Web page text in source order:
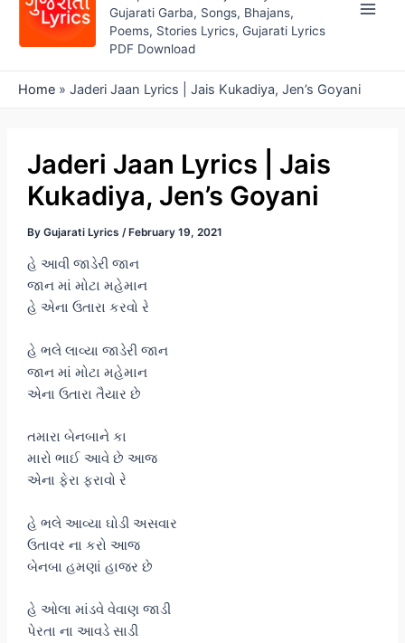
Gujarati Garba, Songs, Bhajans,
Poems, Stories Lyrics, Gujarati Lyrics
PDF Download
Home » Jaderi Jaan Lyrics | Jais Kukadiya, Jen’s Goyani
Jaderi Jaan Lyrics | Jais
Kukadiya, Jen’s Goyani
By Gujarati Lyrics / February 19, 2021
હે આવી જાડેરી જાન
જાન માં મોટા મહેમાન
હે એના ઉતારા કરવો રે
હે ભલે લાવ્યા જાડેરી જાન
જાન માં મોટા મહેમાન
એના ઉતારા તૈયાર છે
તમારા બેનબાને કા
મારો ભાઈ આવે છે આજ
એના ફેરા ફરાવો રે
હે ભલે આવ્યા ઘોડી અસવાર
ઉતાવર ના કરો આજ
બેનબા હમણાં હાજર છે
હે ઓલા માંડવે વેવાણ જાડી
પેરતા ના આવડે સાડી